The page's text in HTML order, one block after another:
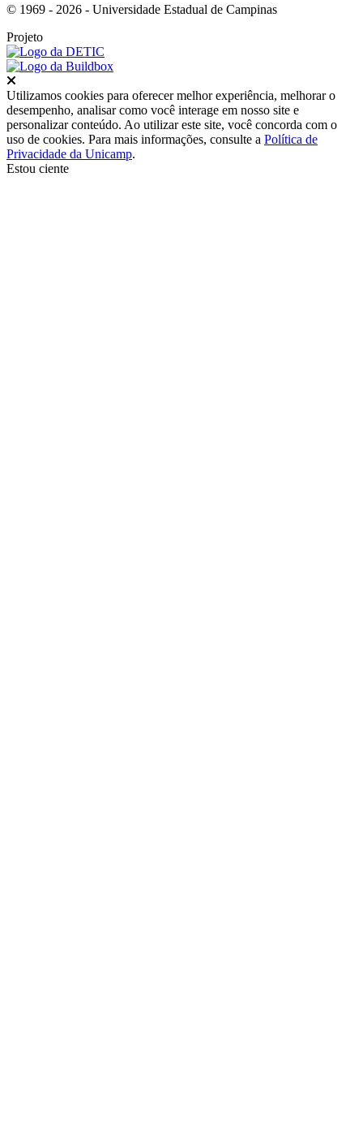
© 1969 - 2026 - Universidade Estadual de Campinas
Projeto
Utilizamos cookies para oferecer melhor experiência, melhorar o
desempenho, analisar como você interage em nosso site e
personalizar conteúdo. Ao utilizar este site, você concorda com o
uso de cookies. Para mais informações, consulte a Política de
Privacidade da Unicamp.
Estou ciente